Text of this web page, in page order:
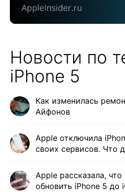
Новости по
iPhone 5
Как изменилась
Айфонов
Apple отключила
своих сервисов. Что
Apple рассказала, что
обновить iPhone 5 до